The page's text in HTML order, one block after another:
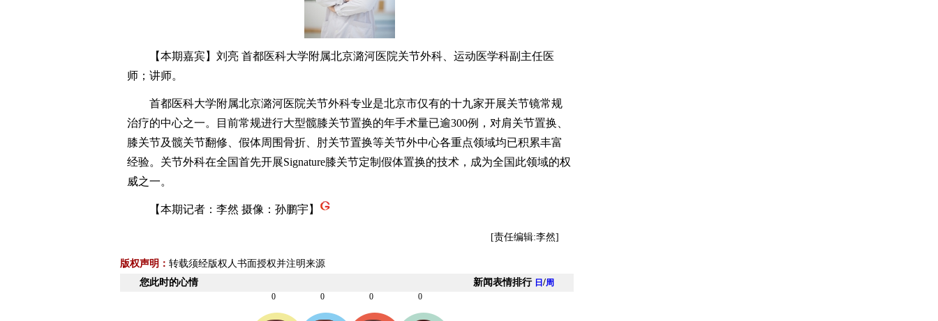
【本期嘉宾】刘亮 首都医科大学附属北京潞河医院关节外科、运动医学科副主任医
师；讲师。
首都医科大学附属北京潞河医院关节外科专业是北京市仅有的十九家开展关节镜常规
治疗的中心之一。目前常规进行大型髋膝关节置换的年手术量已逾300例，对肩关节置换、
膝关节及髋关节翻修、假体周围骨折、肘关节置换等关节外中心各重点领域均已积累丰富
经验。关节外科在全国首先开展Signature膝关节定制假体置换的技术，成为全国此领域的权
威之一。
【本期记者：李然 摄像：孙鹏宇】
[责任编辑:李然]
版权声明： 转载须经版权人书面授权并注明来源
您此时的心情
新闻表情排行 日 /周
0
0 0 0